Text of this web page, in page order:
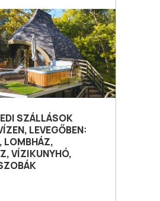
SZÁLLÁSOK
LEVEGŐBEN:
LOMBHÁZ,
VÍZIKUNYHÓ,